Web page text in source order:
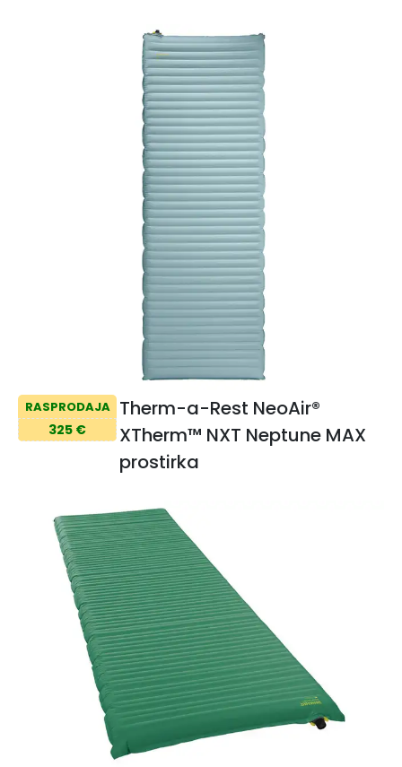
RASPRODAJA
325 €
Therm-a-Rest NeoAir®
XTherm™ NXT Neptune MAX
prostirka